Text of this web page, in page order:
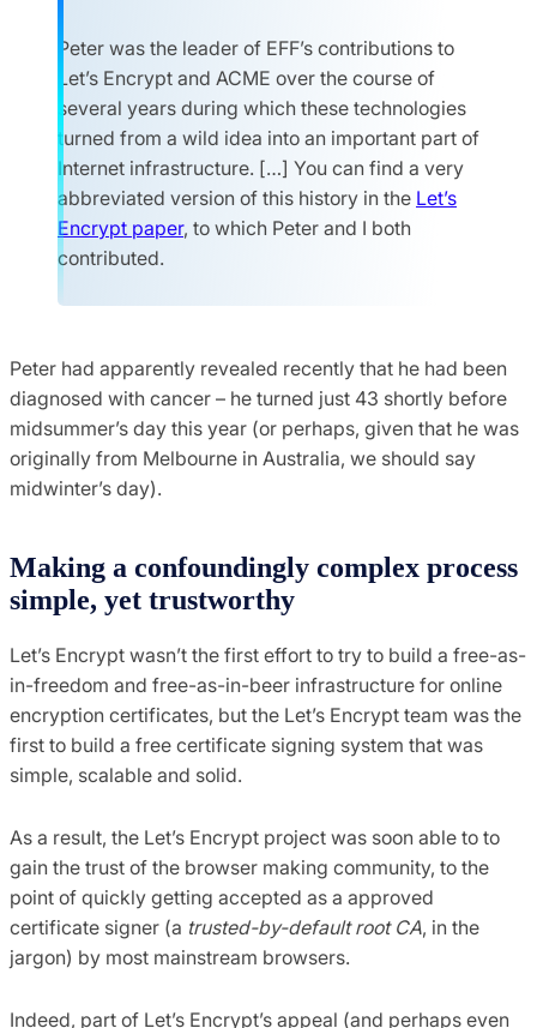
Peter was the leader of EFF’s contributions to
Let’s Encrypt and ACME over the course of
several years during which these technologies
turned from a wild idea into an important part of
Internet infrastructure. […] You can find a very
abbreviated version of this history in the Let’s
Encrypt paper, to which Peter and I both
contributed.
Peter had apparently revealed recently that he had been
diagnosed with cancer – he turned just 43 shortly before
midsummer’s day this year (or perhaps, given that he was
originally from Melbourne in Australia, we should say
midwinter’s day).
Making a confoundingly complex process
simple, yet trustworthy
Let’s Encrypt wasn’t the first effort to try to build a free-as-
in-freedom and free-as-in-beer infrastructure for online
encryption certificates, but the Let’s Encrypt team was the
first to build a free certificate signing system that was
simple, scalable and solid.
As a result, the Let’s Encrypt project was soon able to to
gain the trust of the browser making community, to the
point of quickly getting accepted as a approved
certificate signer (a trusted-by-default root CA, in the
jargon) by most mainstream browsers.
Indeed, part of Let’s Encrypt’s appeal (and perhaps even